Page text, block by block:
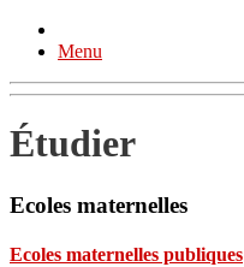
Menu
Étudier
Ecoles maternelles
Ecoles maternelles publiques